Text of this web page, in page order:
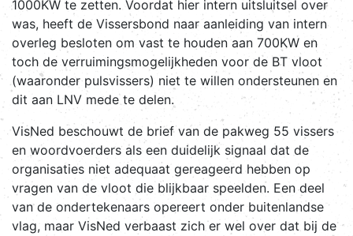
1000KW te zetten. Voordat hier intern uitsluitsel over
was, heeft de Vissersbond naar aanleiding van intern
overleg besloten om vast te houden aan 700KW en
toch de verruimingsmogelijkheden voor de BT vloot
(waaronder pulsvissers) niet te willen ondersteunen en
dit aan LNV mede te delen.
VisNed beschouwt de brief van de pakweg 55 vissers
en woordvoerders als een duidelijk signaal dat de
organisaties niet adequaat gereageerd hebben op
vragen van de vloot die blijkbaar speelden. Een deel
van de ondertekenaars opereert onder buitenlandse
vlag, maar VisNed verbaast zich er wel over dat bij de